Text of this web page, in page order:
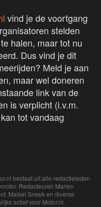
vind je de voortgang
stelden
halen, maar tot nu
Dus vind je dit
Meld je aan
maar wel doneren
link van de
is verplicht (i.v.m.
tot vandaag
bestaat uit alle redactieleden
Redacteuren Marien
Maikel Sneek en diverse
actief voor Motor.nl.